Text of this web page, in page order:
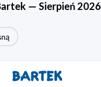
— Sierpień 2026